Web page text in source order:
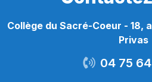
Collège du Sacré-Coeur - 18,
Privas
04 75